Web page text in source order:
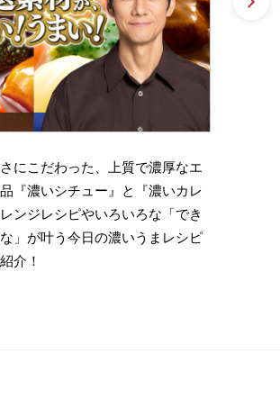
にこだわった、上質で濃厚なエ
『濃いシチュー』と『濃いカレ
ンジレシピやいろいろな「でき
」が叶う今日の濃いうまレシピ
介！